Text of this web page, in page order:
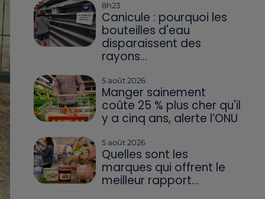
8h23
Canicule : pourquoi les
bouteilles d'eau
disparaissent des
rayons...
5 août 2026
Manger sainement
coûte 25 % plus cher qu'il
y a cinq ans, alerte l’ONU
5 août 2026
Quelles sont les
marques qui offrent le
meilleur rapport...